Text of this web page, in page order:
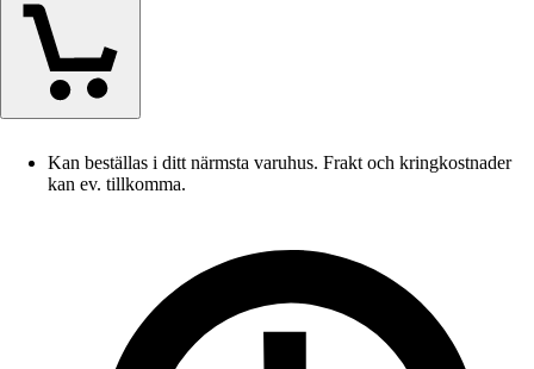
Kan beställas i ditt närmsta varuhus. Frakt och kringkostnader
kan ev. tillkomma.